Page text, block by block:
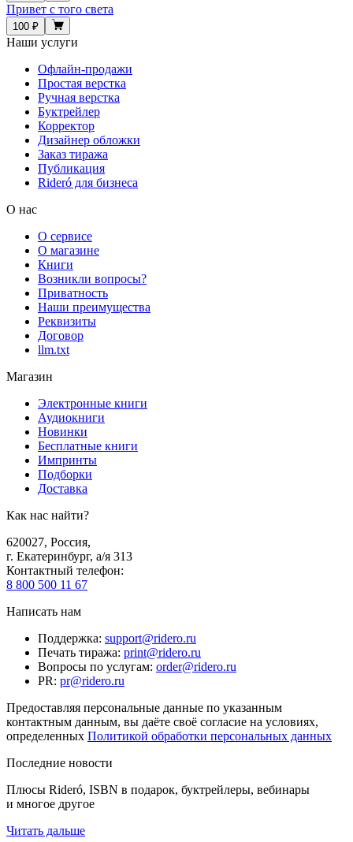
Привет с того света
100 ₽
Наши услуги
Офлайн-продажи
Простая верстка
Ручная верстка
Буктрейлер
Корректор
Дизайнер обложки
Заказ тиража
Публикация
Rideró для бизнеса
О нас
О сервисе
О магазине
Книги
Возникли вопросы?
Приватность
Наши преимущества
Реквизиты
Договор
llm.txt
Магазин
Электронные книги
Аудиокниги
Новинки
Бесплатные книги
Импринты
Подборки
Доставка
Как нас найти?
620027, Россия,
г. Екатеринбург, а/я 313
Контактный телефон:
8 800 500 11 67
Написать нам
Поддержка: support@ridero.ru
Печать тиража: print@ridero.ru
Вопросы по услугам: order@ridero.ru
PR: pr@ridero.ru
Предоставляя персональные данные по указанным
контактным данным, вы даёте своё согласие на условиях,
определенных Политикой обработки персональных данных
Последние новости
Плюсы Rideró, ISBN в подарок, буктрейлеры, вебинары
и многое другое
Читать дальше